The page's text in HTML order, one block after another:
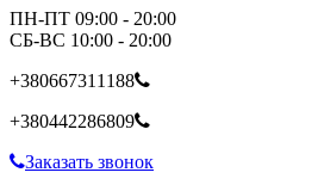
ПН-ПТ 09:00 - 20:00
СБ-ВС 10:00 - 20:00
+380667311188
+380442286809
Заказать звонок